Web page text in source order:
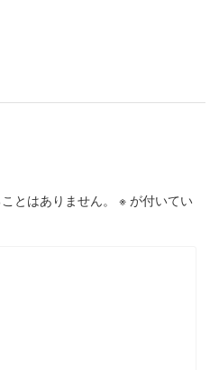
とはありません。 ※ が付いてい